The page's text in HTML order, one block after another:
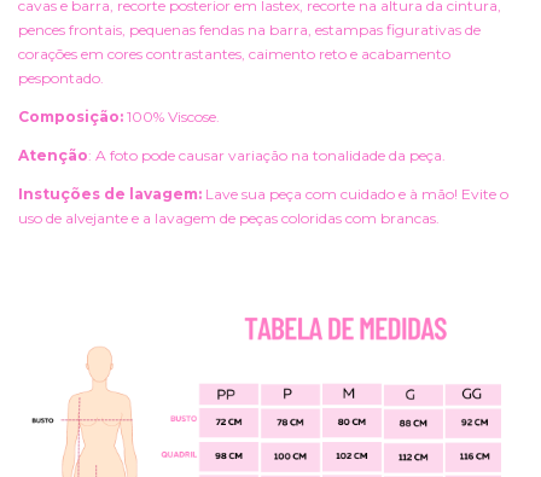
cavas e barra, recorte posterior em lastex, recorte na altura da cintura,
pences frontais, pequenas fendas na barra, estampas figurativas de
corações em cores contrastantes, caimento reto e acabamento
pespontado.
Composição: 100% Viscose.
Atenção: A foto pode causar variação na tonalidade da peça.
Instuções de lavagem: Lave sua peça com cuidado e à mão! Evite o
uso de alvejante e a lavagem de peças coloridas com brancas.